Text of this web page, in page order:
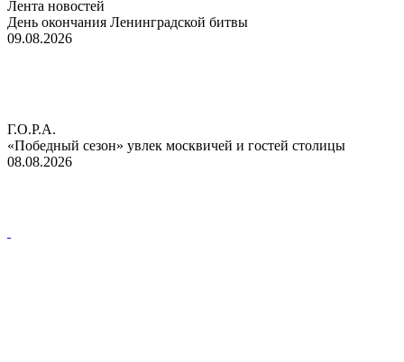
Лента новостей
День окончания Ленинградской битвы
09.08.2026
Г.О.Р.А.
«Победный сезон» увлек москвичей и гостей столицы
08.08.2026